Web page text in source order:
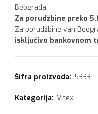
Beograda.
Za porudžbine preko
Za porudžbine van
isključivo bankovnom
Šifra proizvoda: 5333
Kategorija: Vitex